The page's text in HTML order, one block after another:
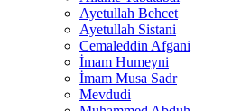
Ayetullah Behcet
Ayetullah Sistani
Cemaleddin Afgani
İmam Humeyni
İmam Musa Sadr
Mevdudi